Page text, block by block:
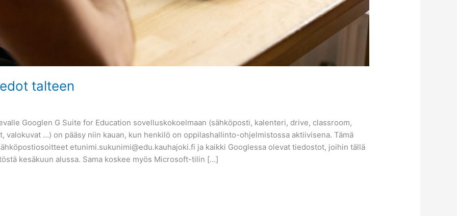
talteen
Googlen G Suite for Education sovelluskokoelmaan (sähköposti, kalenteri, drive, classroom,
valokuvat …) on pääsy niin kauan, kun henkilö on oppilashallinto-ohjelmistossa aktiivisena. Tämä
etunimi.sukunimi@edu.kauhajoki.fi ja kaikki Googlessa olevat tiedostot, joihin tällä
kesäkuun alussa. Sama koskee myös Microsoft-tilin […]